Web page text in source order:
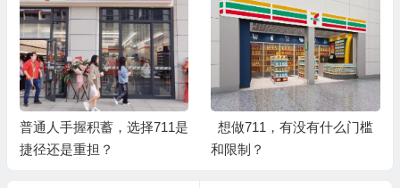
普通人手握积蓄，选择711是
捷径还是重担？
想做711，有没有什么门槛
和限制？